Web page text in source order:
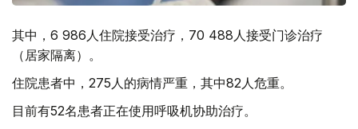
其中，6 986人住院接受治疗，70 488人接受门诊治疗
（居家隔离）。
住院患者中，275人的病情严重，其中82人危重。
目前有52名患者正在使用呼吸机协助治疗。